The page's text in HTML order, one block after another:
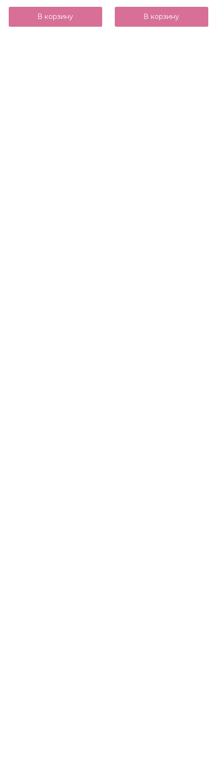
В корзину В корзину